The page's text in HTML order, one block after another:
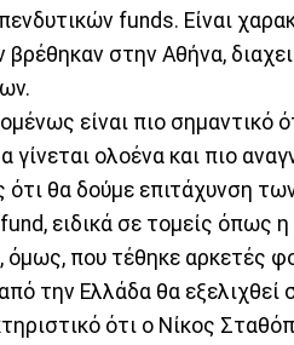
funds. Είναι
στην Αθήνα,
είναι πιο
γίνεται ολοένα και πιο
ότι θα δούμε επιτάχυνση
ειδικά σε τομείς όπως
όμως, που τέθηκε αρκετές
την Ελλάδα θα εξελιχθεί
ότι ο Νίκος